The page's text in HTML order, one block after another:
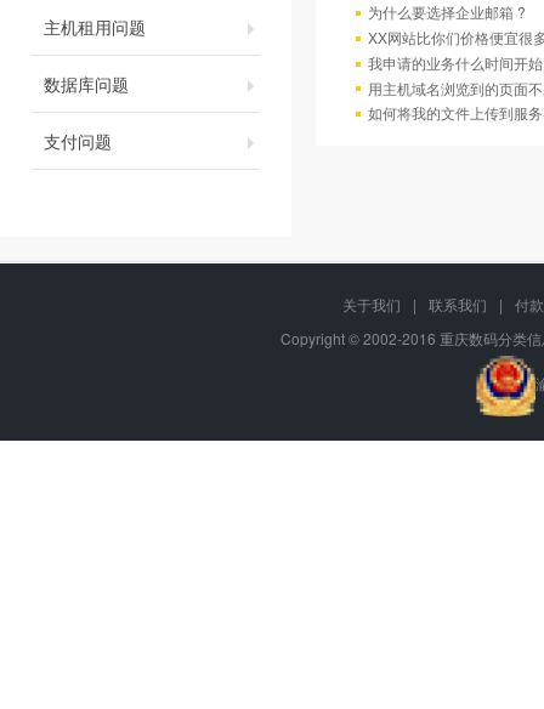
主机租用问题
数据库问题
支付问题
为什么要选择企业邮箱 ?
XX网站比你们价格便宜很
我申请的业务什么时间开
用主机域名浏览到的页面
如何将我的文件上传到服
关于我们 | 联系我们 |
付
Copyright © 2002-2016 重庆数码分类